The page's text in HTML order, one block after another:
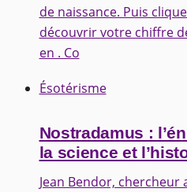
de naissance. Puis
découvrir votre chiffre
en . Co
Ésotérisme
Nostradamus :
la science et
Jean Bendor, chercheur